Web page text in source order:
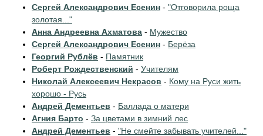
Сергей Александрович Есенин - "Отговорила роща
золотая..."
Анна Андреевна Ахматова - Мужество
Сергей Александрович Есенин - Берёза
Георгий Рублёв - Памятник
Роберт Рождественский - Учителям
Николай Алексеевич Некрасов - Кому на Руси жить
хорошо - Русь
Андрей Дементьев - Баллада о матери
Агния Барто - За цветами в зимний лес
Андрей Дементьев - "Не смейте забывать учителей..."